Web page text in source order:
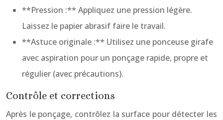
**Pression :** Appliquez une pression légère.
Laissez le papier abrasif faire le travail.
**Astuce originale :** Utilisez une ponceuse girafe
avec aspiration pour un ponçage rapide, propre et
régulier (avec précautions).
Contrôle et corrections
Après le ponçage, contrôlez la surface pour détecter les